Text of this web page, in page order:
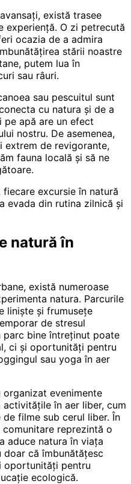
există trasee
experiență. O zi petrecută
ocazia de a admira
stării noastre
putem lua în
sau râuri.
sau pescuitul sunt
cu natura și de a
pe apă are un efect
nostru. De asemenea,
extrem de revigorante,
fauna locală și să ne
excursie în natură
evada din rutina zilnică și
natură în
există numeroase
natura. Parcurile
liniște și frumusețe
de stresul
bine întreținut poate
ci și oportunități pentru
sau yoga în aer
organizat evenimente
în aer liber, cum
filme sub cerul liber. În
reprezintă o
aduce natura în viața
doar că îmbunătățesc
oportunități pentru
ecologică.